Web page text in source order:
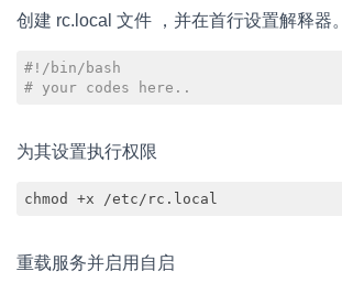
创建 rc.local 文件 ，并在首行设置解释器。
#!/bin/bash
# your codes here..
为其设置执行权限
chmod +x /etc/rc.local
重载服务并启用自启